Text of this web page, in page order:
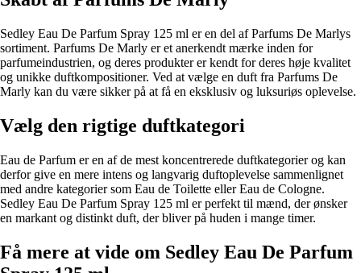
Sedley Eau De Parfum Spray 125 ml er en del af Parfums De Marlys
sortiment. Parfums De Marly er et anerkendt mærke inden for
parfumeindustrien, og deres produkter er kendt for deres høje kvalitet
og unikke duftkompositioner. Ved at vælge en duft fra Parfums De
Marly kan du være sikker på at få en eksklusiv og luksuriøs oplevelse.
Vælg den rigtige duftkategori
Eau de Parfum er en af de mest koncentrerede duftkategorier og kan
derfor give en mere intens og langvarig duftoplevelse sammenlignet
med andre kategorier som Eau de Toilette eller Eau de Cologne.
Sedley Eau De Parfum Spray 125 ml er perfekt til mænd, der ønsker
en markant og distinkt duft, der bliver på huden i mange timer.
Få mere at vide om Sedley Eau De Parfum